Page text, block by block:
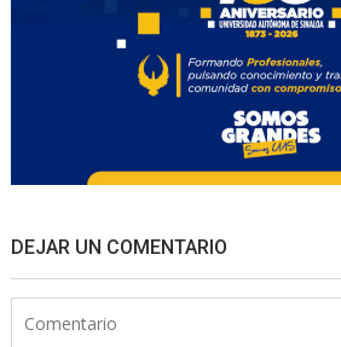
DEJAR UN COMENTARIO